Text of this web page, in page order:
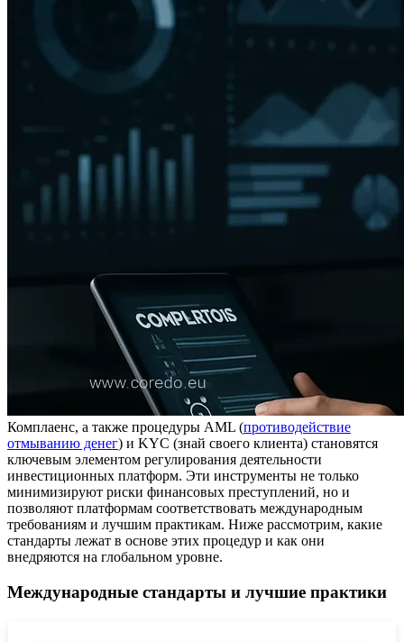
Комплаенс, а также процедуры AML (противодействие
отмыванию денег) и KYC (знай своего клиента) становятся
ключевым элементом регулирования деятельности
инвестиционных платформ. Эти инструменты не только
минимизируют риски финансовых преступлений, но и
позволяют платформам соответствовать международным
требованиям и лучшим практикам. Ниже рассмотрим, какие
стандарты лежат в основе этих процедур и как они
внедряются на глобальном уровне.
Международные стандарты и лучшие практики